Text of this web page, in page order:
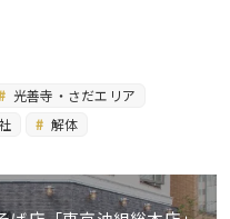
光善寺・さだエリア
解体